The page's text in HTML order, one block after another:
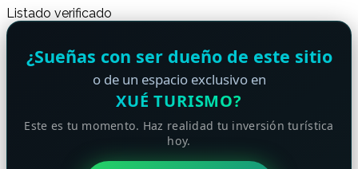
Listado verificado
¿Sueñas con ser dueño de este sitio
o de un espacio exclusivo en
XUÉ TURISMO?
Este es tu momento. Haz realidad tu inversión turística
hoy.